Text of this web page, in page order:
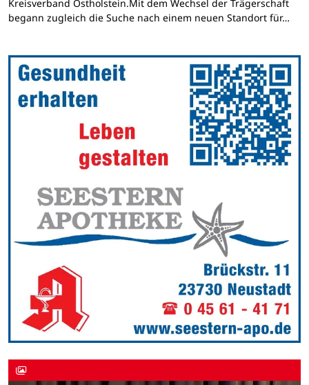
Kreisverband Ostholstein.Mit dem Wechsel der Trägerschaft
begann zugleich die Suche nach einem neuen Standort für…